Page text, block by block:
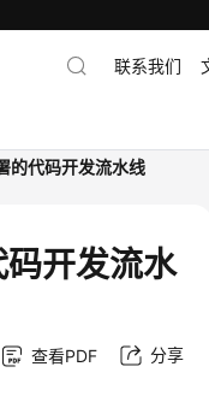
联系我们
的代码开发流水线
开发流水
查看PDF 分享